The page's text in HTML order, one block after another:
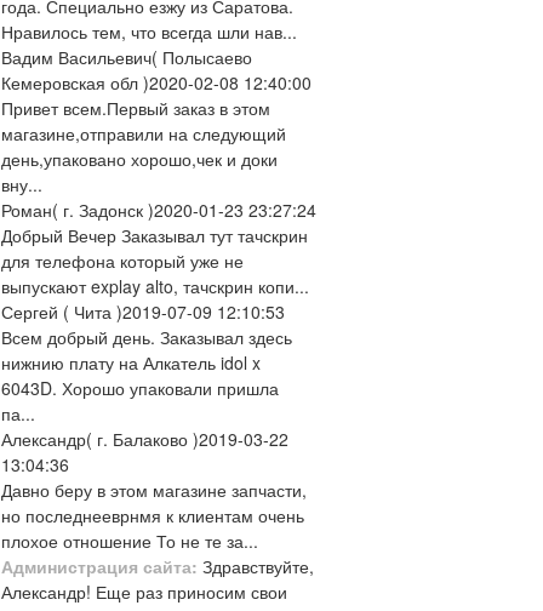
года. Специально езжу из Саратова.
Нравилось тем, что всегда шли нав...
Вадим Васильевич( Полысаево
Кемеровская обл )2020-02-08 12:40:00
Привет всем.Первый заказ в этом
магазине,отправили на следующий
день,упаковано хорошо,чек и доки
вну...
Роман( г. Задонск )2020-01-23 23:27:24
Добрый Вечер Заказывал тут тачскрин
для телефона который уже не
выпускают explay alto, тачскрин копи...
Сергей ( Чита )2019-07-09 12:10:53
Всем добрый день. Заказывал здесь
нижнию плату на Алкатель idol x
6043D. Хорошо упаковали пришла
па...
Александр( г. Балаково )2019-03-22
13:04:36
Давно беру в этом магазине запчасти,
но последнееврнмя к клиентам очень
плохое отношение То не те за...
Администрация сайта: Здравствуйте,
Александр! Еще раз приносим свои